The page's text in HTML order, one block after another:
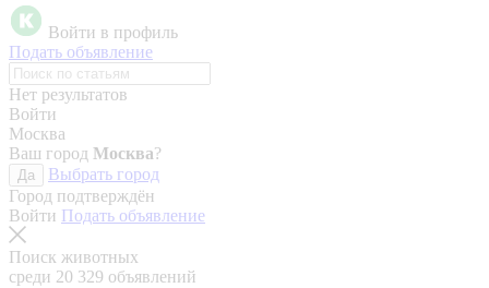
Войти в профиль
Подать объявление
Нет результатов
Войти
Москва
Ваш город Москва?
Да
Выбрать город
Город подтверждён
Войти Подать объявление
Поиск животных
среди 20 329 объявлений